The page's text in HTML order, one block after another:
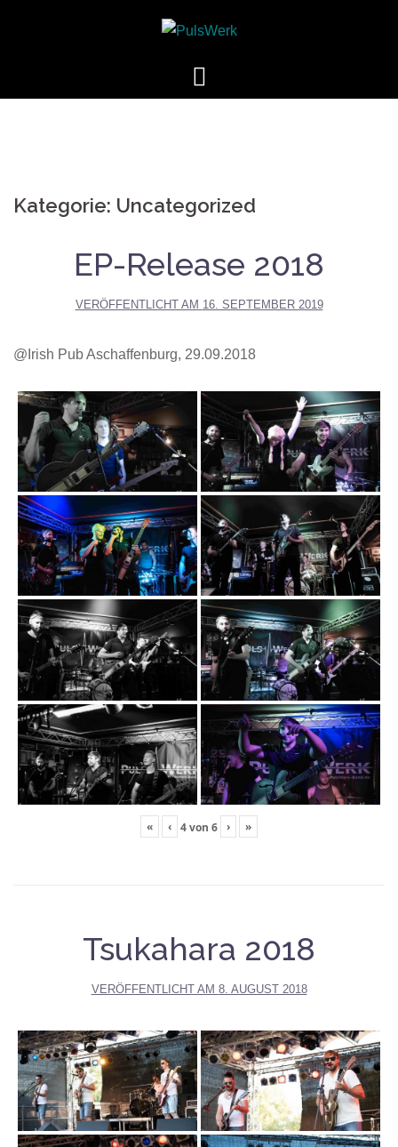
Kategorie: Uncategorized
EP-Release 2018
VERÖFFENTLICHT AM 16. SEPTEMBER 2019
@Irish Pub Aschaffenburg, 29.09.2018
« ‹ 4von 6 › »
Tsukahara 2018
VERÖFFENTLICHT AM 8. AUGUST 2018